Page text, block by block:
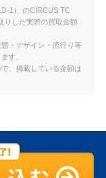
1） のCIRCUS TC
りした実際の買取金額
・デザイン・流行り等
す。
、掲載している金額は